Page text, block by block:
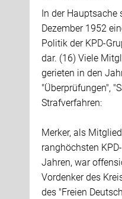
In der Hauptsache
Dezember 1952
Politik der KPD-
dar. (16) Viele
gerieten in den
"Überprüfungen",
Strafverfahren:
Merker, als
ranghöchsten
Jahren, war
Vordenker des
des "Freien